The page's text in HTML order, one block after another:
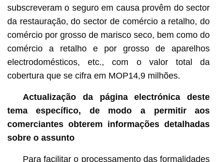
subscreveram o seguro em causa provêm do sector
da restauração, do sector de comércio a retalho, do
comércio por grosso de marisco seco, bem como do
comércio a retalho e por grosso de aparelhos
electrodomésticos, etc., com o valor total da
cobertura que se cifra em MOP14,9 milhões.
Actualização da página electrónica deste
tema específico, de modo a permitir aos
comerciantes obterem informações detalhadas
sobre o assunto
Para facilitar o processamento das formalidades